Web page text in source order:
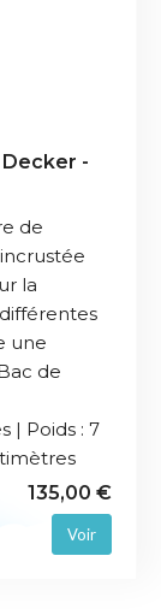
-
de
la
une
de
| Poids : 7
135,00 €
Voir